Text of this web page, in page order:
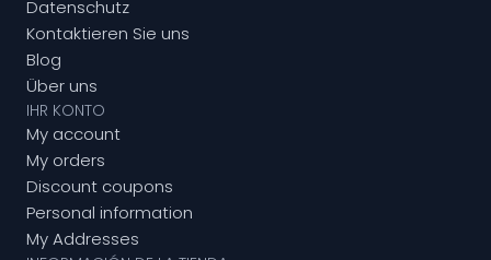
Datenschutz
Kontaktieren Sie uns
Blog
Über uns
IHR KONTO
My account
My orders
Discount coupons
Personal information
My Addresses